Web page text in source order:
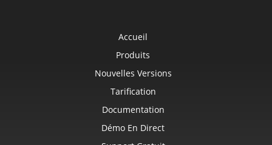
Accueil
Produits
Nouvelles Versions
Tarification
Documentation
Démo En Direct